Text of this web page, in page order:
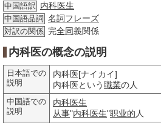
中国語訳 内科医生
中国語品詞 名詞フレーズ
対訳の関係 完全同義関係
内科医の概念の説明
日本語での
説明
内科医[ナイカイ]
内科医という職業の人
中国語での
説明
内科医生
从事"内科医生"职业的 人